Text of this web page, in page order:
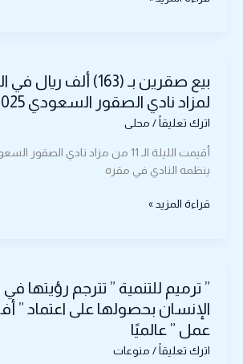
لمزاد نادي الصقور السعودي 2025
اترك تعليقاً / محلى
ينظمه النادي في مقره
صقرين
بـ
(163)
ألف
ريال
في
الـ
السعودي
2025
قراءة المزيد »
” ترميم للتنمية ” تترجم رؤيتها
الإنسان بحصولها على اعتماد ”
عمل ” عالميًا
اترك تعليقاً / منوعات
ترميم
للتنمية
تترجم
رؤيتها